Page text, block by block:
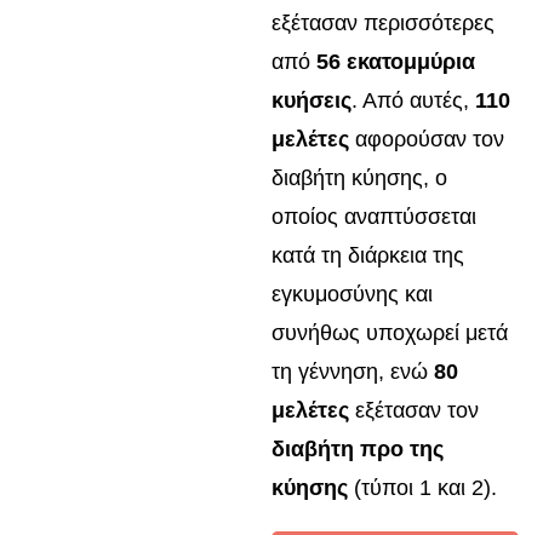
εξέτασαν περισσότερες
από 56 εκατομμύρια
κυήσεις. Από αυτές, 110
μελέτες αφορούσαν τον
διαβήτη κύησης, ο
οποίος αναπτύσσεται
κατά τη διάρκεια της
εγκυμοσύνης και
συνήθως υποχωρεί μετά
τη γέννηση, ενώ 80
μελέτες εξέτασαν τον
διαβήτη προ της
κύησης (τύποι 1 και 2).